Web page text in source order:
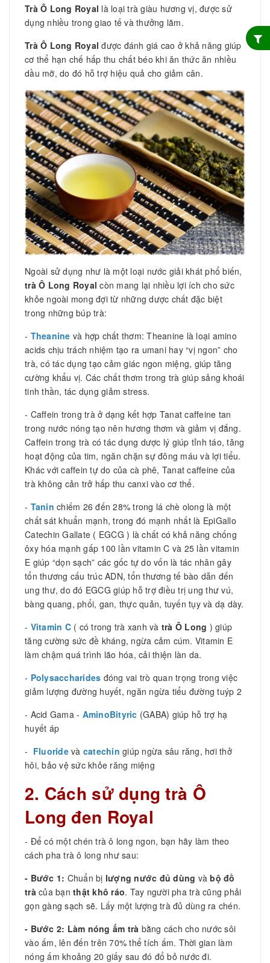
Trà Ô Long Royal là loại trà giàu hương vị, được sử
dụng nhiều trong giao tế và thưởng lãm.
Trà Ô Long Royal được đánh giá cao ở khả năng giúp
cơ thể hạn chế hấp thu chất béo khi ăn thức ăn nhiều
dầu mỡ, do đó hỗ trợ hiệu quả cho giảm cân.
Ngoài sử dụng như là một loại nước giải khát phổ biến,
trà Ô Long Royal còn mang lại nhiều lợi ích cho sức
khỏe ngoài mong đợi từ những dược chất đặc biệt
trong những búp trà:
- Theanine và hợp chất thơm: Theanine là loại amino
acids chịu trách nhiệm tạo ra umani hay “vị ngon” cho
trà, có tác dụng tạo cảm giác ngon miệng, giúp tăng
cường khẩu vị. Các chất thơm trong trà giúp sảng khoái
tinh thần, tác dụng giảm stress.
- Caffein trong trà ở dạng kết hợp Tanat caffeine tan
trong nước nóng tạo nên hương thơm và giảm vị đắng.
Caffein trong trà có tác dụng dược lý giúp tỉnh táo, tăng
hoạt động của tim, ngăn chặn sự đông máu và lợi tiểu.
Khác với caffein tự do của cà phê, Tanat caffeine của
trà không cản trở hấp thu canxi vào cơ thể.
- Tanin chiếm 26 đến 28% trong lá chè olong là một
chất sát khuẩn mạnh, trong đó mạnh nhất là EpiGallo
Catechin Gallate ( EGCG ) là chất có khả năng chống
ôxy hóa mạnh gấp 100 lần vitamin C và 25 lần vitamin
E giúp “dọn sạch” các gốc tự do vốn là tác nhân gây
tổn thương cấu trúc ADN, tổn thương tế bào dẫn đến
ung thư, do đó EGCG giúp hỗ trợ điều trị ung thư vú,
bàng quang, phổi, gan, thực quản, tuyến tụy và dạ dày.
- Vitamin C( có trong trà xanh và trà Ô Long ) giúp
tăng cường sức đề kháng, ngừa cảm cúm. Vitamin E
làm chậm quá trình lão hóa, cải thiện làn da.
- Polysaccharides đóng vai trò quan trọng trong việc
giảm lượng đường huyết, ngăn ngừa tiểu đường tuýp 2
- Acid Gama - AminoBityric (GABA) giúp hỗ trợ hạ
huyết áp
- Fluoridevà catechin giúp ngừa sâu răng, hơi thở
hôi, bảo vệ sức khỏe răng miệng
2. Cách sử dụng trà Ô
Long đen Royal
- Để có một chén trà ô long ngon, bạn hãy làm theo
cách pha trà ô long như sau:
- Bước 1: Chuẩn bị lượng nước đủ dùng vàbộ đồ
trà của bạn thật khô ráo. Tay người pha trà cũng phải
gọn gàng sạch sẽ. Lấy một lượng trà đủ dùng ra chén.
- Bước 2: Làm nóng ấm trà bằng cách cho nước sôi
vào ấm, lên đến trên 70% thể tích ấm. Thời gian làm
nóng ấm khoảng 20 giấy sau đó đổ bỏ nước đi.